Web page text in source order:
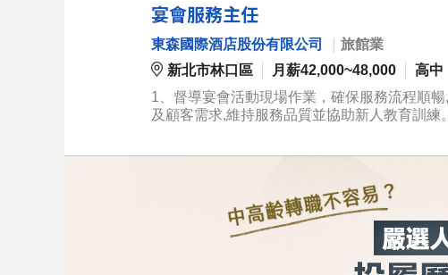
宴會服務主任
東森國際酒店股份有限公司
旅館業
新北市林口區
月薪42,000~48,000 高中
1、督導宴會活動現場作業，確保服務流程順
及顧客需求,維持服務品質並協助新人教育訓練